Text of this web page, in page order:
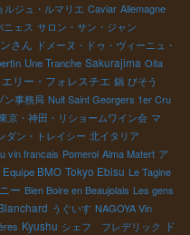
ルジュ・ルマリエ Caviar Allemagne
ニェス サロン・サン・ジャン
さん ドメーヌ・ドゥ・ヴィーニュ・
Une Tranche Sakurajima Oita
リー・フォレスチエ 鍋 びそう
ン事務局 Nuit Saint Georgers 1er Cru
京・神田・リショームワイン会 マ
ダン・トレイシー 北イタリア
vin francais Pomerol Alma Matert ア
Equipe BMO Tokyo Ebisu Le Tagine
ー Bien Boire en Beaujolais Les gens
うぐいす NAGOYA Vin
Kyushu シェフ フレデリック
ド